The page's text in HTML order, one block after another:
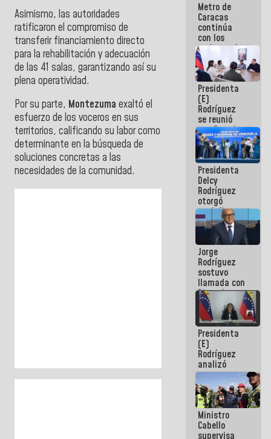
Asimismo, las autoridades
ratificaron el compromiso de
transferir financiamiento directo
para la rehabilitación y adecuación
de las 41 salas, garantizando así su
plena operatividad.
Por su parte, Montezuma exaltó el
esfuerzo de los voceros en sus
territorios, calificando su labor como
determinante en la búsqueda de
soluciones concretas a las
necesidades de la comunidad.
Metro de
Caracas
continúa
con los
trabajos de
mantenimiento
e inspección
en la Línea 2
Presidenta
(E)
Rodríguez
se reunió
con Estado
Mayor
Eléctrico
para
abordar
planes de
acción
Presidenta
Delcy
Rodríguez
otorgó
medalla
"Héroe de
Venezuela"
a servidores
públicos
Jorge
Rodríguez
sostuvo
llamada con
Dinorah
Figuera y
acuerdan
primer
encuentro
presencial
para el
diálogo
Presidenta
(E)
Rodríguez
analizó
junto a
gobernadores
planes de
recuperación
del Sistema
Eléctrico
Ministro
Cabello
supervisa